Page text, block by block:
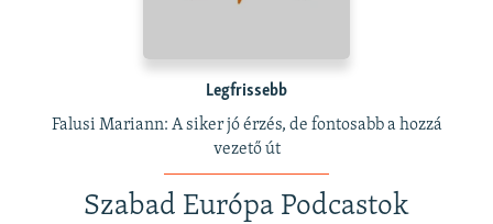
Legfrissebb
Falusi Mariann: A siker jó érzés, de fontosabb a hozzá
vezető út
Szabad Európa Podcastok